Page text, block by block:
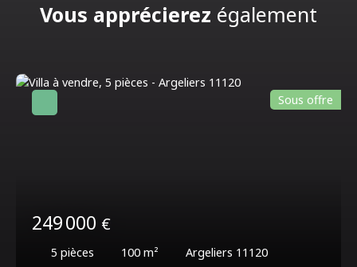
Vous apprécierez également
249 000 €
5 pièces 100 m² Argeliers 11120
Sous offre